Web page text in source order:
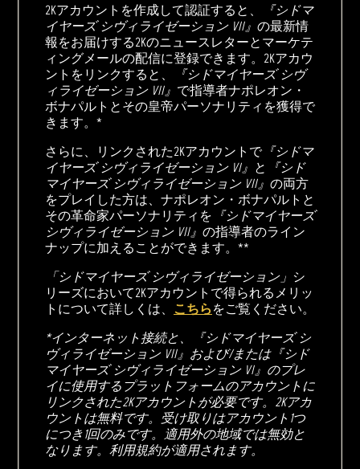
2Kアカウントを作成して認証すると、
『シドマ
イヤーズ シヴィライゼーション VII』 の最新情
報をお届けする2Kのニュースレターとマーケテ
ィングメールの配信に登録できます。2Kアカウ
ントをリンクすると、
『シドマイヤーズ シヴ
ィライゼーション VII』 で指導者ナポレオン・
ボナパルトとその皇帝パーソナリティを獲得で
きます。*
さらに、リンクされた2Kアカウントで『シドマ
イヤーズ シヴィライゼーション VI』 と
『シド
マイヤーズ シヴィライゼーション VII』 の両方
をプレイした方は、ナポレオン・ボナパルトと
その革命家パーソナリティを 『シドマイヤーズ
シヴィライゼーション VII』 の指導者のライン
ナップに加えることができます。**
「シドマイヤーズ シヴィライゼーション」 シ
リーズにおいて2Kアカウントで得られるメリッ
トについて詳しくは、 こちらをご覧ください。
*インターネット接続と、『シドマイヤーズ シ
ヴィライゼーション VII』および/または『シド
マイヤーズ シヴィライゼーション VI』のプレ
イに使用するプラットフォームのアカウントに
リンクされた2Kアカウントが必要です。2Kアカ
ウントは無料です。受け取りはアカウント1つ
につき1回のみです。適用外の地域では無効と
なります。利用規約が適用されます。